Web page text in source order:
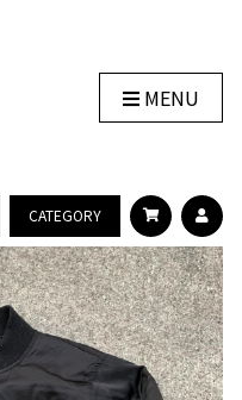
MENU
CATEGORY